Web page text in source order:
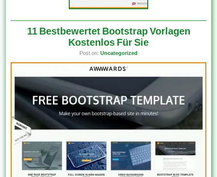
11 Bestbewertet Bootstrap Vorlagen
Kostenlos Für Sie
Post on: Uncategorized